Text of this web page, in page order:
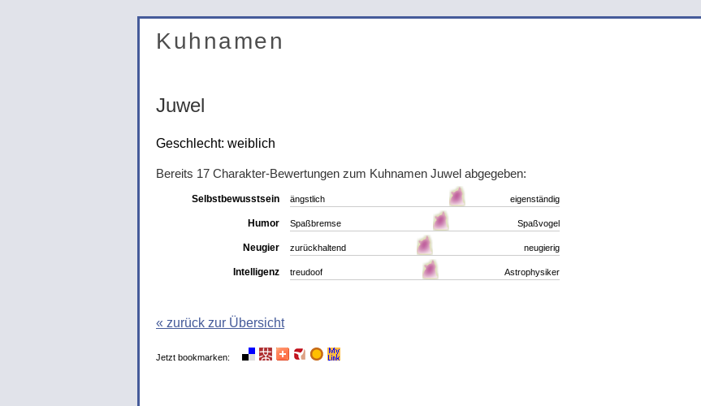
Kuhnamen
Juwel
Geschlecht: weiblich
Bereits 17 Charakter-Bewertungen zum Kuhnamen Juwel abgegeben:
Selbstbewusstsein ängstlich eigenständig
Humor Spaßbremse Spaßvogel
Neugier zurückhaltend neugierig
Intelligenz treudoof Astrophysiker
« zurück zur Übersicht
Jetzt bookmarken: